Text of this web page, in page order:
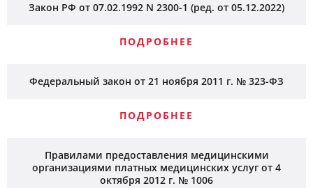
Закон РФ от 07.02.1992 N 2300-1 (ред. от 05.12.2022)
ПОДРОБНЕЕ
Федеральный закон от 21 ноября 2011 г. № 323-ФЗ
ПОДРОБНЕЕ
Правилами предоставления медицинскими
организациями платных медицинских услуг от 4
октября 2012 г. № 1006